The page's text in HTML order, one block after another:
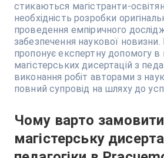
стикаються магістранти-
необхідність розробки
проведення емпіричного
забезпечення наукової
пропонує експертну допомогу в
магістерських дисертацій з
виконання робіт авторами з
повний супровід на шляху до
Чому варто замовити
магістерську